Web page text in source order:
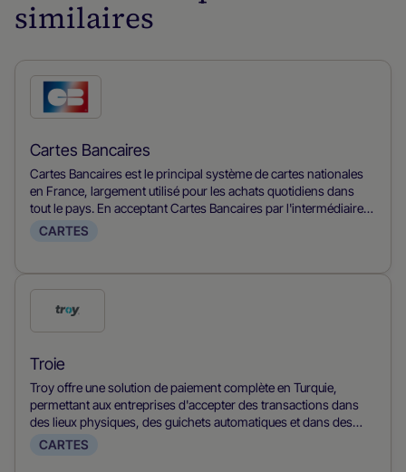
similaires
Coche
ce
mode
de
paiement
Cartes Bancaires
Cartes Bancaires est le principal système de cartes nationales
en France, largement utilisé pour les achats quotidiens dans
tout le pays. En acceptant Cartes Bancaires par l'intermédiaire
de Nuvei, les commerçants peuvent accéder au principal mode
réseaux de cartes internationaux, et gérer efficacement la fraude
et les rétrocessions par l'intermédiaire d'une plateforme unifiée.
CARTES
Coche
ce
mode
de
paiement
Troie
Troy offre une solution de paiement complète en Turquie,
permettant aux entreprises d'accepter des transactions dans
des lieux physiques, des guichets automatiques et dans des
environnements numériques. Elle offre une option sûre et
CARTES